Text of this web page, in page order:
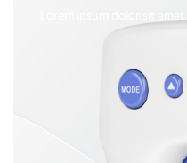
Lorem ipsum dolor sit amet.